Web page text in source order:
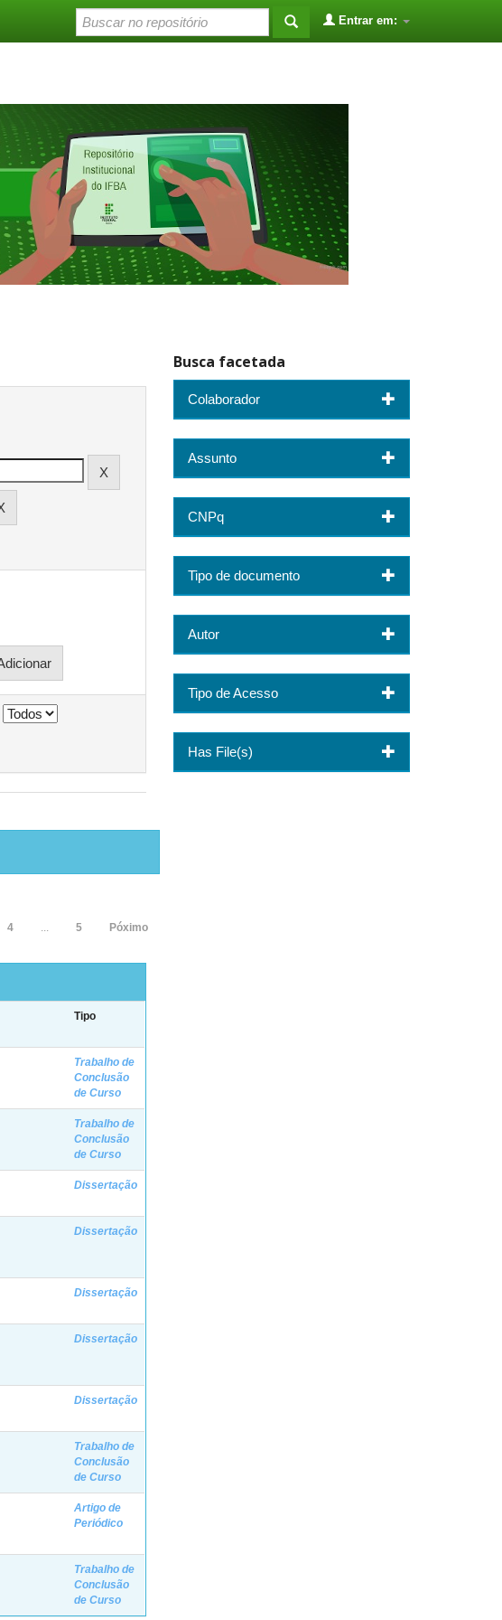
Entrar em:
4 ... 5 Póximo
Tipo
Trabalho de
Conclusão
de Curso
Trabalho de
Conclusão
de Curso
Dissertação
Dissertação
Dissertação
Dissertação
Dissertação
Trabalho de
Conclusão
de Curso
Artigo de
Periódico
Trabalho de
Conclusão
de Curso
Busca facetada
Colaborador
Assunto
CNPq
Tipo de documento
Autor
Tipo de Acesso
Has File(s)